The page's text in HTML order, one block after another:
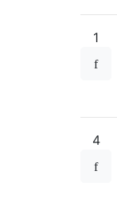
1
4